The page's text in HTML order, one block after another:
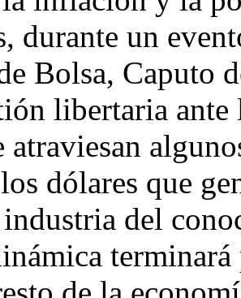
durante un
Bolsa, Caputo
libertaria
atraviesan
dólares que
del